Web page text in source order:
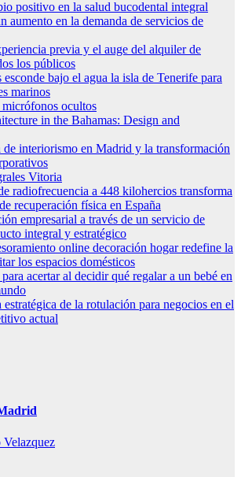
positivo en la salud bucodental integral
aumento en la demanda de servicios de
previa y el auge del alquiler de
los públicos
bajo el agua la isla de Tenerife para
marinos
ocultos
in the Bahamas: Design and
de interiorismo en Madrid y la transformación
Vitoria
radiofrecuencia a 448 kilohercios transforma
recuperación física en España
empresarial a través de un servicio de
integral y estratégico
online decoración hogar redefine la
los espacios domésticos
acertar al decidir qué regalar a un bebé en
de la rotulación para negocios en el
actual